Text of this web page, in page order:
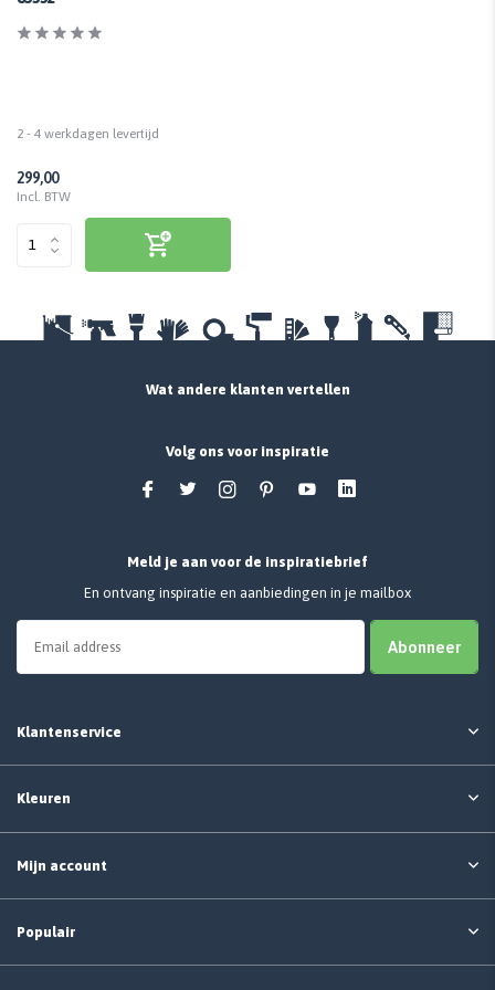
2 - 4 werkdagen levertijd
299,00
Incl. BTW
Wat andere klanten vertellen
Volg ons voor inspiratie
Meld je aan voor de inspiratiebrief
En ontvang inspiratie en aanbiedingen in je mailbox
Abonneer
Klantenservice
Kleuren
Mijn account
Populair